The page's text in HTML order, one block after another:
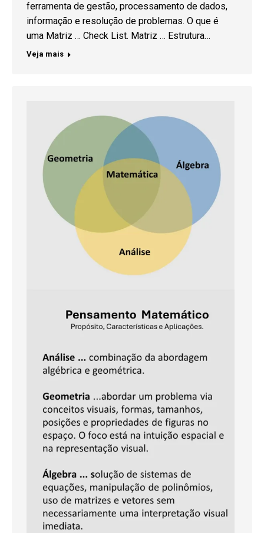
ferramenta de gestão, processamento de dados,
informação e resolução de problemas. O que é
uma Matriz … Check List. Matriz … Estrutura…
Veja mais